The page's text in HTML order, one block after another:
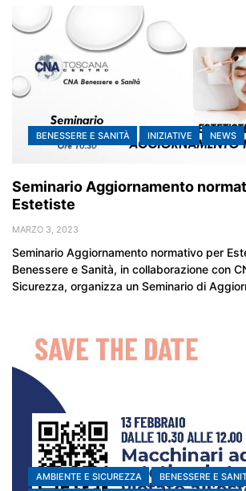
BENESSERE E SANITÀ INIZIATIVE NEWS
Seminario Aggiornamento
Estetiste
MARZO 3, 2023
Seminario Aggiornamento normativo per
Benessere e Sanità, in collaborazione con
Sicurezza, organizza un Seminario di
AMBIENTE E SICUREZZA
BENESSERE E